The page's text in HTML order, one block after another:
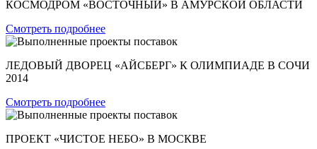
КОСМОДРОМ «ВОСТОЧНЫЙ» В АМУРСКОЙ ОБЛАСТИ
Смотреть подробнее
ЛЕДОВЫЙ ДВОРЕЦ «АЙСБЕРГ» К ОЛИМПИАДЕ В СОЧИ
2014
Смотреть подробнее
ПРОЕКТ «ЧИСТОЕ НЕБО» В МОСКВЕ